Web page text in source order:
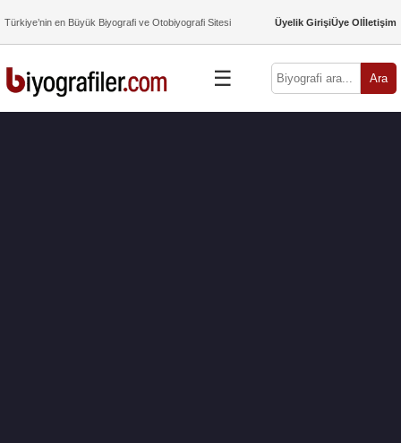
Türkiye’nin en Büyük Biyografi ve Otobiyografi Sitesi Üyelik GirişiÜye Olİletişim
☰ Ara